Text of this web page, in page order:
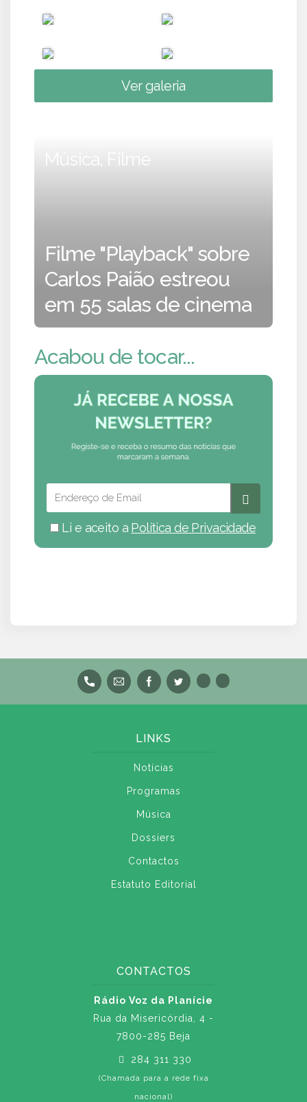
Ver galeria
Música, Filme
Filme "Playback" sobre
Carlos Paião estreou
em 55 salas de cinema
Acabou de tocar...
Li e aceito a Política de Privacidade
LINKS
Notícias
Programas
Música
Dossiers
Contactos
Estatuto Editorial
CONTACTOS
Rádio Voz da Planície
Rua da Misericórdia, 4 -
7800-285 Beja
284 311 330
(Chamada para a rede fixa
nacional)